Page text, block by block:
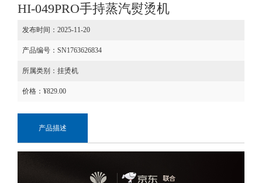
HI-049PRO手持蒸汽熨烫机
发布时间：2025-11-20
产品编号：SN1763626834
所属类别： 挂烫机
价格：¥829.00
产品描述